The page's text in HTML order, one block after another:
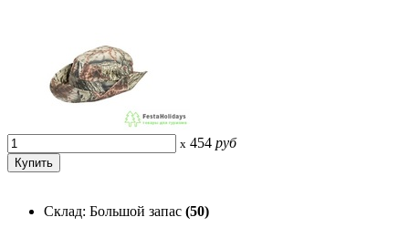
x 454 руб
Склад: Большой запас (50)